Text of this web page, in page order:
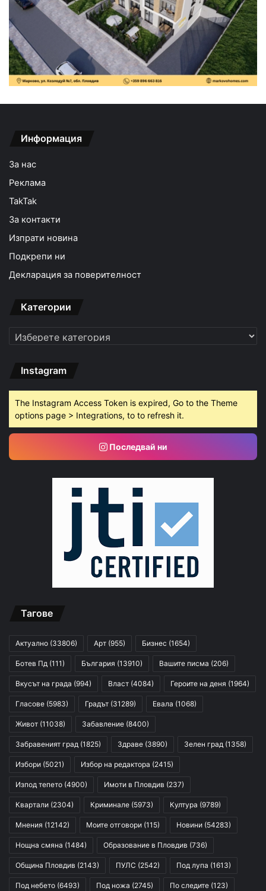
Информация
За нас
Реклама
TakTak
За контакти
Изпрати новина
Подкрепи ни
Декларация за поверителност
Категории
Категории
Instagram
The Instagram Access Token is expired, Go to the Theme
options page > Integrations, to to refresh it.
Последвай ни
Тагове
Актуално (33806) Арт (955) Бизнес (1654)
Ботев Пд (111) България (13910) Вашите писма (206)
Вкусът на града (994) Власт (4084) Героите на деня (1964)
Гласове (5983) Градът (31289) Евала (1068)
Живот (11038) Забавление (8400)
Забравеният град (1825) Здраве (3890) Зелен град (1358)
Избори (5021) Избор на редактора (2415)
Изпод тепето (4900) Имоти в Пловдив (237)
Квартали (2304) Криминале (5973) Култура (9789)
Мнения (12142) Моите отговори (115) Новини (54283)
Нощна смяна (1484) Образование в Пловдив (736)
Община Пловдив (2143) ПУЛС (2542) Под лупа (1613)
Под небето (6493) Под ножа (2745) По следите (123)